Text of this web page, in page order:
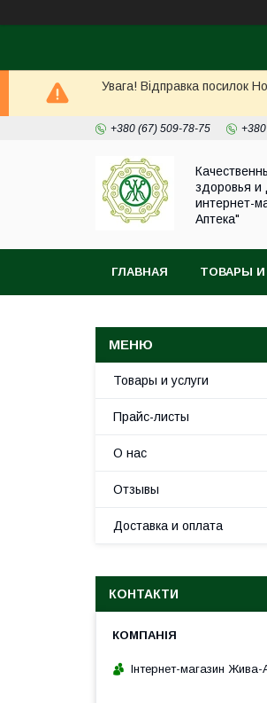
Увага! Відправка посилок
+380 (67) 509-78-75
здоровья и
интернет-
Аптека"
ГЛАВНАЯ ТОВАРЫ И
Товары и услуги
Прайс-листы
О нас
Отзывы
Доставка и оплата
КОНТАКТИ
Інтернет-магазин Жива-